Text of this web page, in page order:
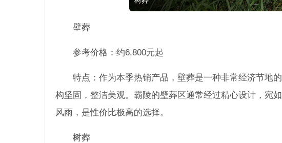
壁葬
参考价格：约6,800元起
特点：作为本季热销产品，壁葬是一种非常经济节地
构坚固，整洁美观。霸陵的壁葬区通常经过精心设计，宛
风雨，是性价比极高的选择。
树葬